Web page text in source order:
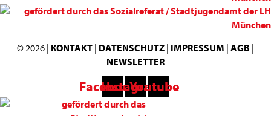
© 2026 | KONTAKT | DATENSCHUTZ | IMPRESSUM | AGB |
NEWSLETTER
Facebook
Instagram
Youtube